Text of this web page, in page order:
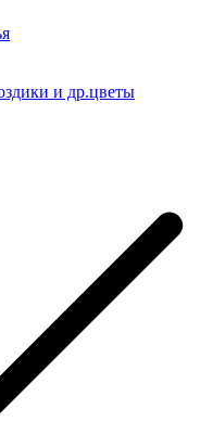
и др.цветы